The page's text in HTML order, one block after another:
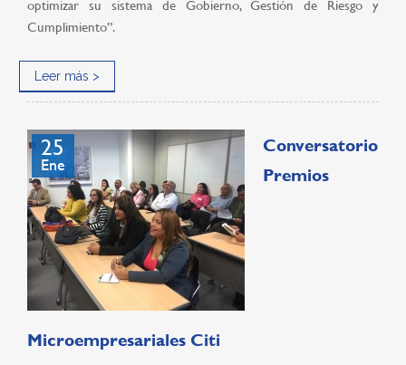
optimizar su sistema de Gobierno, Gestión de Riesgo y
Cumplimiento”.
Leer más >
25
Ene
Conversatorio
Premios
Microempresariales Citi